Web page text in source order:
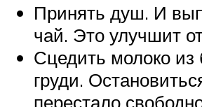
Принять душ. И
чай. Это улучшит
Сцедить молоко из
груди.
перестало